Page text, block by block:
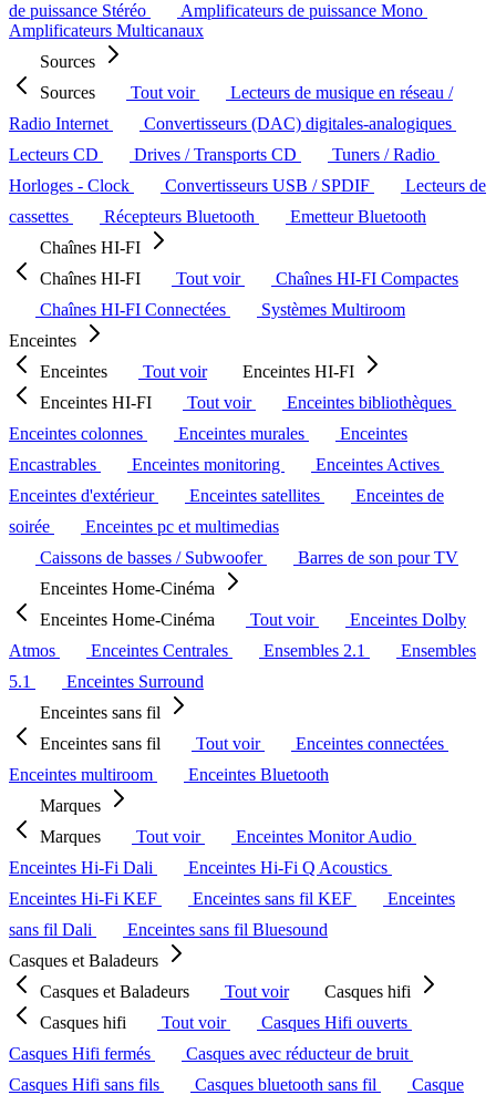
de puissance Stéréo
Amplificateurs de puissance Mono
Amplificateurs Multicanaux
Sources
Sources
Tout voir
Lecteurs de musique en réseau /
Radio Internet
Convertisseurs (DAC) digitales-analogiques
Lecteurs CD
Drives / Transports CD
Tuners / Radio
Horloges - Clock
Convertisseurs USB / SPDIF
Lecteurs de
cassettes
Récepteurs Bluetooth
Emetteur Bluetooth
Chaînes HI-FI
Chaînes HI-FI
Tout voir
Chaînes HI-FI Compactes
Chaînes HI-FI Connectées
Systèmes Multiroom
Enceintes
Enceintes
Tout voir
Enceintes HI-FI
Enceintes HI-FI
Tout voir
Enceintes bibliothèques
Enceintes colonnes
Enceintes murales
Enceintes
Encastrables
Enceintes monitoring
Enceintes Actives
Enceintes d'extérieur
Enceintes satellites
Enceintes de
soirée
Enceintes pc et multimedias
Caissons de basses / Subwoofer
Barres de son pour TV
Enceintes Home-Cinéma
Enceintes Home-Cinéma
Tout voir
Enceintes Dolby
Atmos
Enceintes Centrales Ensembles 2.1
Ensembles
5.1
Enceintes Surround
Enceintes sans fil
Enceintes sans fil
Tout voir
Enceintes connectées
Enceintes multiroom
Enceintes Bluetooth
Marques
Marques
Tout voir
Enceintes Monitor Audio
Enceintes Hi-Fi Dali
Enceintes Hi-Fi Q Acoustics
Enceintes Hi-Fi KEF
Enceintes sans fil KEF
Enceintes
sans fil Dali
Enceintes sans fil Bluesound
Casques et Baladeurs
Casques et Baladeurs
Tout voir
Casques hifi
Casques hifi
Tout voir
Casques Hifi ouverts
Casques Hifi fermés
Casques avec réducteur de bruit
Casques Hifi sans fils
Casques bluetooth sans fil
Casque